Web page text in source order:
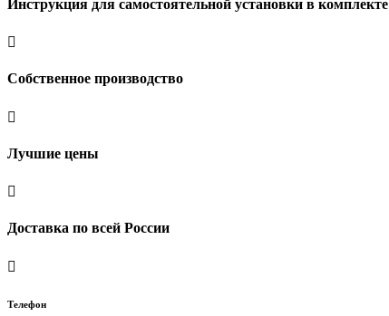
Инструкция для самостоятельной установки в комплекте

Собственное производство

Лучшие цены

Доставка по всей России

Телефон